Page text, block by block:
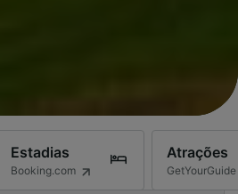
Estadias
Booking.com
Atrações
GetYourGuide